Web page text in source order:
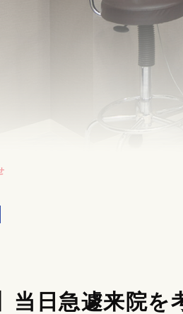
当日急遽来院